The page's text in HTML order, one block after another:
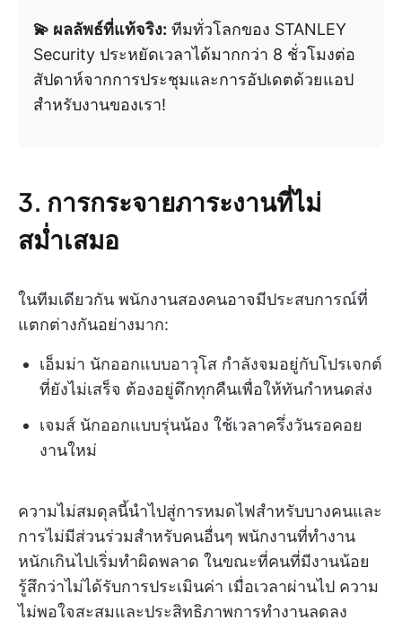
💫 ผลลัพธ์ที่แท้จริง: ทีมทั่วโลกของ STANLEY
Security ประหยัดเวลาได้มากกว่า 8 ชั่วโมงต่อ
สัปดาห์จากการประชุมและการอัปเดตด้วยแอป
สำหรับงานของเรา!
3. การกระจายภาระงานที่ไม่
สม่ำเสมอ
ในทีมเดียวกัน พนักงานสองคนอาจมีประสบการณ์ที่
แตกต่างกันอย่างมาก:
เอ็มม่า นักออกแบบอาวุโส กำลังจมอยู่กับโปรเจกต์
ที่ยังไม่เสร็จ ต้องอยู่ดึกทุกคืนเพื่อให้ทันกำหนดส่ง
เจมส์ นักออกแบบรุ่นน้อง ใช้เวลาครึ่งวันรอคอย
งานใหม่
ความไม่สมดุลนี้นำไปสู่การหมดไฟสำหรับบางคนและ
การไม่มีส่วนร่วมสำหรับคนอื่นๆ พนักงานที่ทำงาน
หนักเกินไปเริ่มทำผิดพลาด ในขณะที่คนที่มีงานน้อย
รู้สึกว่าไม่ได้รับการประเมินค่า เมื่อเวลาผ่านไป ความ
ไม่พอใจสะสมและประสิทธิภาพการทำงานลดลง